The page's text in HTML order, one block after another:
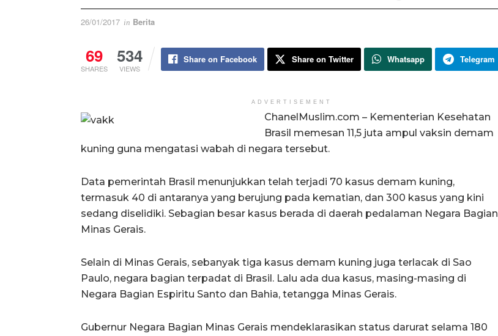
26/01/2017 in Berita
69
SHARES
534
VIEWS
Share on Facebook Share on Twitter Whatsapp Telegram
ADVERTISEMENT
ChanelMuslim.com – Kementerian Kesehatan
Brasil memesan 11,5 juta ampul vaksin demam
kuning guna mengatasi wabah di negara tersebut.
Data pemerintah Brasil menunjukkan telah terjadi 70 kasus demam kuning,
termasuk 40 di antaranya yang berujung pada kematian, dan 300 kasus yang kini
sedang diselidiki. Sebagian besar kasus berada di daerah pedalaman Negara Bagian
Minas Gerais.
Selain di Minas Gerais, sebanyak tiga kasus demam kuning juga terlacak di Sao
Paulo, negara bagian terpadat di Brasil. Lalu ada dua kasus, masing-masing di
Negara Bagian Espiritu Santo dan Bahia, tetangga Minas Gerais.
Gubernur Negara Bagian Minas Gerais mendeklarasikan status darurat selama 180